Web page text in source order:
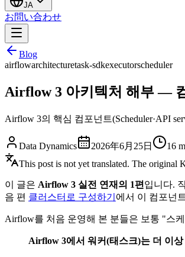
JA
お問い合わせ
Blog
airflowarchitecturetask-sdkexecutorscheduler
Airflow 3 아키텍처 해부 —
Airflow 3의 핵심 컴포넌트(Scheduler·API
Data Dynamics 2026年6月25日 16
This post is not yet translated. The original
이 글은 Airflow 3 실전 연재의 1편 입니다.
음 편 클러스터로 구성하기 에서 이 컴포넌
Airflow를 처음 운영해 본 분들은 보통 "스
Airflow 3에서 워커(태스크)는 더 이